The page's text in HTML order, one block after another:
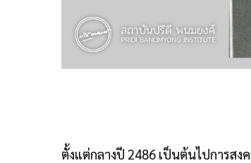
ตั้งแต่กลางปี 2486 เป็นต้นไปการสง